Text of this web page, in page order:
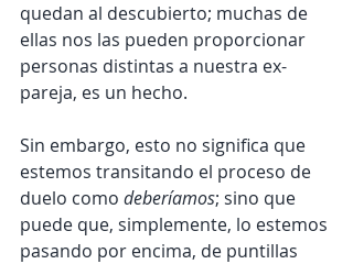
quedan al descubierto; muchas de
ellas nos las pueden proporcionar
personas distintas a nuestra ex-
pareja, es un hecho.
Sin embargo, esto no significa que
estemos transitando el proceso de
duelo como deberíamos; sino que
puede que, simplemente, lo estemos
pasando por encima, de puntillas